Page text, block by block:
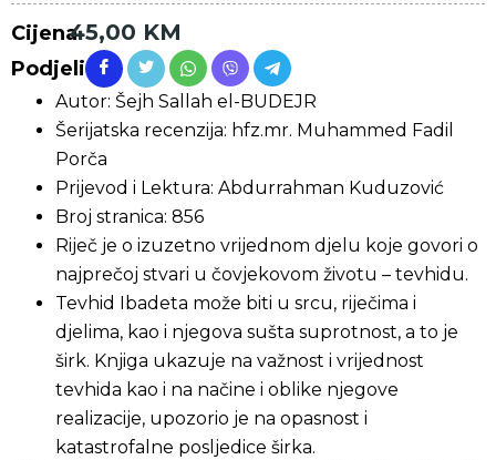
Cijena45,00 KM
Podjeli
Autor: Šejh Sallah el-BUDEJR
Šerijatska recenzija: hfz.mr. Muhammed Fadil
Porča
Prijevod i Lektura: Abdurrahman Kuduzović
Broj stranica: 856
Riječ je o izuzetno vrijednom djelu koje govori o
najprečoj stvari u čovjekovom životu – tevhidu.
Tevhid Ibadeta može biti u srcu, riječima i
djelima, kao i njegova sušta suprotnost, a to je
širk. Knjiga ukazuje na važnost i vrijednost
tevhida kao i na načine i oblike njegove
realizacije, upozorio je na opasnost i
katastrofalne posljedice širka.